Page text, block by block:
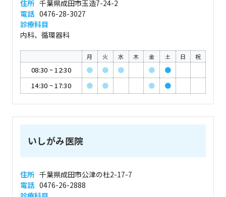
住所 千葉県成田市玉造7-24-2
電話 0476-28-3027
診療科目
内科、循環器科
月 火 水 木 金 土 日 祝
08:30 ~12:30 ● ● ● ●
●
14:30 ~17:30 ● ● ● ●
いしがみ医院
住所 千葉県成田市公津の杜2-17-7
電話 0476-26-2888